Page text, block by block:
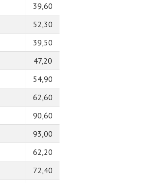
39,60
52,30
39,50
47,20
54,90
62,60
90,60
93,00
62,20
72,40